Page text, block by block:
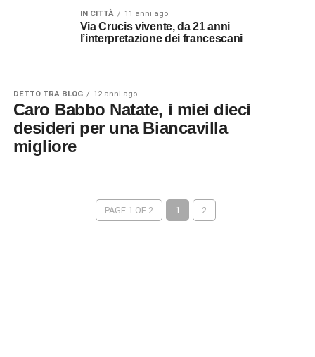
IN CITTÀ 11 anni ago
Via Crucis vivente, da 21 anni
l’interpretazione dei francescani
DETTO TRA BLOG 12 anni ago
Caro Babbo Natate, i miei dieci
desideri per una Biancavilla
migliore
PAGE 1 OF 2 1 2